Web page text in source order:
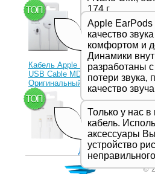
174 г
Apple EarPods
качество
комфортом и
Динамики
разработаны
потери звука,
качество
1 350 грн
Кабель Apple Lightning to
USB Cable MD818ZM
Оригинальный!
Только у нас
кабель.
аксессуары
устройство
Дивитись все
©